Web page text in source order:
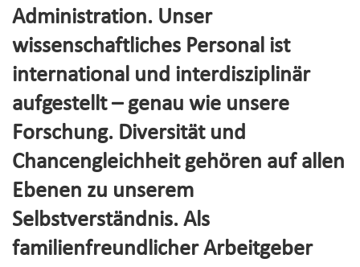
Administration. Unser
wissenschaftliches Personal ist
international und interdisziplinär
aufgestellt – genau wie unsere
Forschung. Diversität und
Chancengleichheit gehören auf allen
Ebenen zu unserem
Selbstverständnis. Als
familienfreundlicher Arbeitgeber